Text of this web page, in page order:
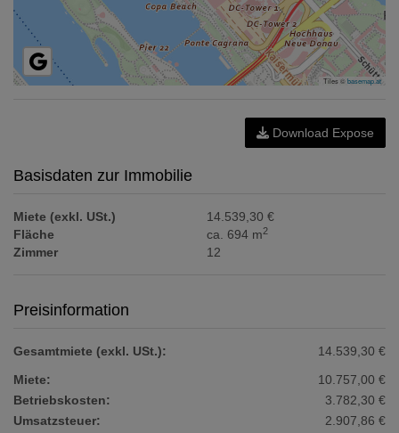
Tiles ©basemap.at
Download Expose
Basisdaten zur Immobilie
Miete (exkl. USt.)
14.539,30 €
Fläche
ca. 694 m2
Zimmer 12
Preisinformation
Gesamtmiete (exkl. USt.):
14.539,30 €
Miete:
10.757,00 €
Betriebskosten:
3.782,30 €
Umsatzsteuer:
2.907,86 €